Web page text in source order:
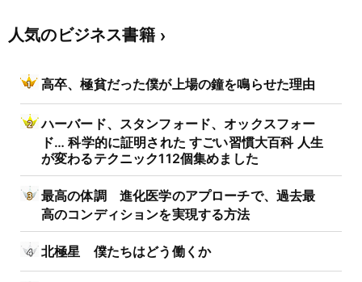
人気のビジネス書籍
高卒、極貧だった僕が上場の鐘を鳴らせた理由
ハーバード、スタンフォード、オックスフォー
ド… 科学的に証明された すごい習慣大百科 人生
が変わるテクニック112個集めました
最高の体調 進化医学のアプローチで、過去最
高のコンディションを実現する方法
北極星 僕たちはどう働くか